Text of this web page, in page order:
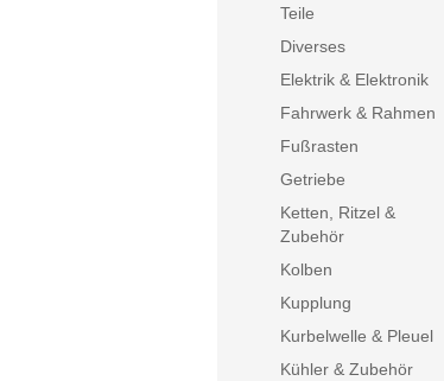
Teile
Diverses
Elektrik & Elektronik
Fahrwerk & Rahmen
Fußrasten
Getriebe
Ketten, Ritzel &
Zubehör
Kolben
Kupplung
Kurbelwelle & Pleuel
Kühler & Zubehör